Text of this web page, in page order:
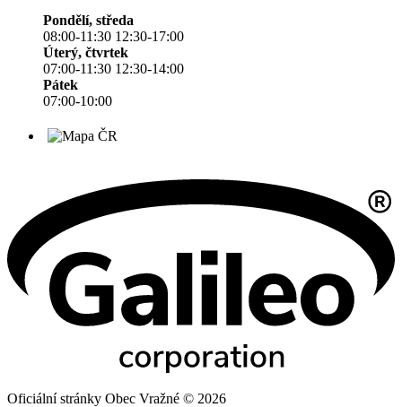
Pondělí, středa
08:00-11:30 12:30-17:00
Úterý, čtvrtek
07:00-11:30 12:30-14:00
Pátek
07:00-10:00
Oficiální stránky Obec Vražné © 2026